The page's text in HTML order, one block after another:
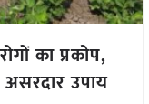
का प्रकोप,
उपाय